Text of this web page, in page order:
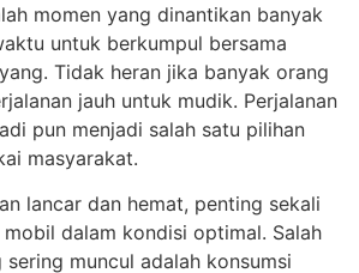
momen yang dinantikan banyak
untuk berkumpul bersama
Tidak heran jika banyak orang
jauh untuk mudik. Perjalanan
pun menjadi salah satu pilihan
masyarakat.
lancar dan hemat, penting sekali
dalam kondisi optimal. Salah
sering muncul adalah konsumsi